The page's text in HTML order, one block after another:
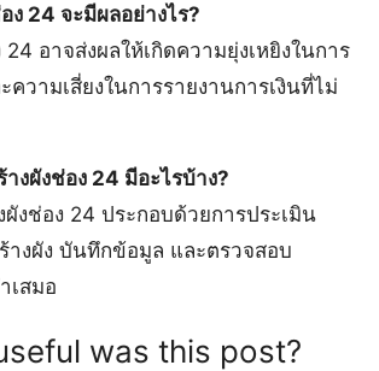
ง 24 จะมีผลอย่างไร?
อาจส่งผลให้เกิดความยุ่งเหยิงในการ
วามเสี่ยงในการรายงานการเงินที่ไม่
งผังช่อง 24 มีอะไรบ้าง?
งช่อง 24 ประกอบด้วยการประเมิน
างผัง บันทึกข้อมูล และตรวจสอบ
เสมอ
was this post?